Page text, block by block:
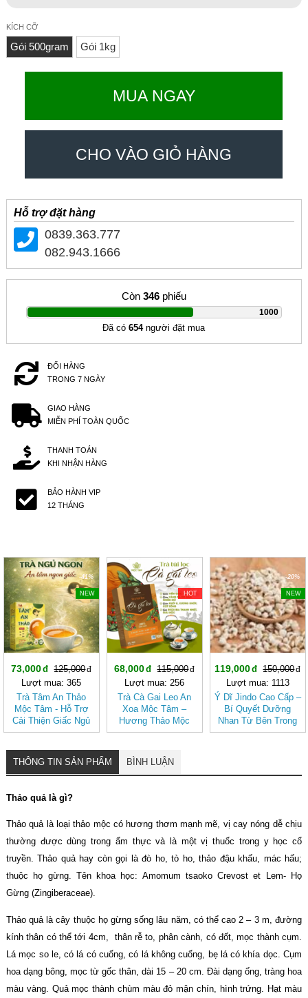
KÍCH CỠ
Gói 500gram Gói 1kg
MUA NGAY
CHO VÀO GIỎ HÀNG
Hỗ trợ đặt hàng
0839.363.777
082.943.1666
Còn 346phiếu
1000
|
Đã có654người đặt mua
ĐỔI HÀNG
TRONG 7 NGÀY
GIAO HÀNG
MIỄN PHÍ TOÀN QUỐC
THANH TOÁN
KHI NHẬN HÀNG
BẢO HÀNH VIP
12 THÁNG
-41%
NEW
73,000
125,000
Lượt mua: 365
Trà Tâm An Thảo
Mộc Tâm - Hỗ Trợ
Cải Thiện Giấc Ngủ
(Hộp 30 túi lọc)
-40%
HOT
68,000
115,000
Lượt mua: 256
Trà Cà Gai Leo An
Xoa Mộc Tâm –
Hương Thảo Mộc
Cho Ngày Thư Thái
-20%
NEW
119,000
150,000
Lượt mua: 1113
Ý Dĩ Jindo Cao Cấp –
Bí Quyết Dưỡng
Nhan Từ Bên Trong
THÔNG TIN SẢN PHẨM BÌNH LUẬN
Thảo quả là gì?
Thảo quả là loại thảo mộc có hương thơm mạnh mẽ, vị cay nóng dễ chịu
thường được dùng trong ẩm thực và là một vị thuốc trong y học cổ
truyền. Thảo quả hay còn gọi là đò ho, tò ho, thảo đậu khấu, mác hấu;
thuộc họ gừng. Tên khoa học: Amomum tsaoko Crevost et Lem- Họ
Gừng (Zingiberaceae).
Thảo quả là cây thuộc họ gừng sống lâu năm, có thể cao 2 – 3 m, đường
kính thân có thể tới 4cm, thân rễ to, phân cành, có đốt, mọc thành cụm.
Lá mọc so le, có lá có cuống, có lá không cuống, bẹ lá có khía dọc. Cụm
hoa dạng bông, mọc từ gốc thân, dài 15 – 20 cm. Đài dạng ống, tràng hoa
màu vàng. Quả mọc thành chùm màu đỏ mận chín, hình trứng. Hạt màu